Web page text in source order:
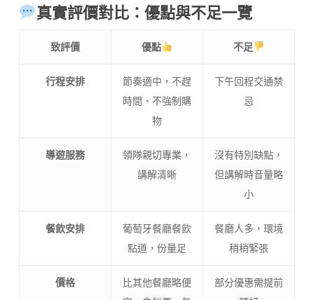
真實評價對比：優點與不足一覽
致評價 優點 不足
行程安排
節奏適中，不趕
時間、不強制購
物
下午回程交通禁
忌
導遊服務
領隊親切專業，
講解清晰
沒有特別缺點，
但講解時音量略
小
餐飲安排
葡萄牙餐廳餐飲
點道，份量足
餐廳人多，環境
稍稍緊張
價格
比其他餐廳略便
部分優惠需提前